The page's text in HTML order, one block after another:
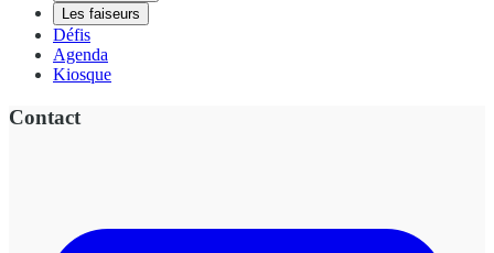
Les faiseurs
Défis
Agenda
Kiosque
Contact